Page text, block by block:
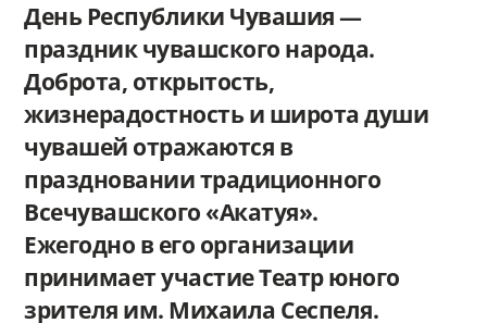
День Республики Чувашия —
праздник чувашского народа.
Доброта, открытость,
жизнерадостность и широта души
чувашей отражаются в
праздновании традиционного
Всечувашского «Акатуя».
Ежегодно в его организации
принимает участие Театр юного
зрителя им. Михаила Сеспеля.